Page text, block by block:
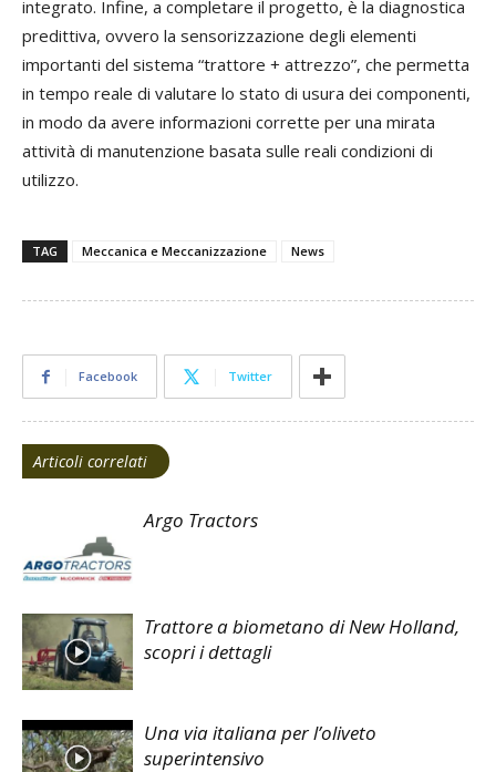
integrato. Infine, a completare il progetto, è la diagnostica
predittiva, ovvero la sensorizzazione degli elementi
importanti del sistema “trattore + attrezzo”, che permetta
in tempo reale di valutare lo stato di usura dei componenti,
in modo da avere informazioni corrette per una mirata
attività di manutenzione basata sulle reali condizioni di
utilizzo.
TAG Meccanica e Meccanizzazione News
Facebook Twitter
Articoli correlati
Argo Tractors
Trattore a biometano di New Holland,
scopri i dettagli
Una via italiana per l’oliveto
superintensivo